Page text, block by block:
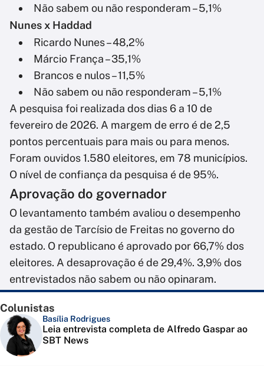
Não sabem ou não responderam – 5,1%
Nunes x Haddad
Ricardo Nunes – 48,2%
Márcio França – 35,1%
Brancos e nulos – 11,5%
Não sabem ou não responderam – 5,1%
A pesquisa foi realizada dos dias 6 a 10 de
fevereiro de 2026. A margem de erro é de 2,5
pontos percentuais para mais ou para menos.
Foram ouvidos 1.580 eleitores, em 78 municípios.
O nível de confiança da pesquisa é de 95%.
Aprovação do governador
O levantamento também avaliou o desempenho
da gestão de Tarcísio de Freitas no governo do
estado. O republicano é aprovado por 66,7% dos
eleitores. A desaprovação é de 29,4%. 3,9% dos
entrevistados não sabem ou não opinaram.
Colunistas
Basília Rodrigues
Leia entrevista completa de Alfredo Gaspar ao
SBT News